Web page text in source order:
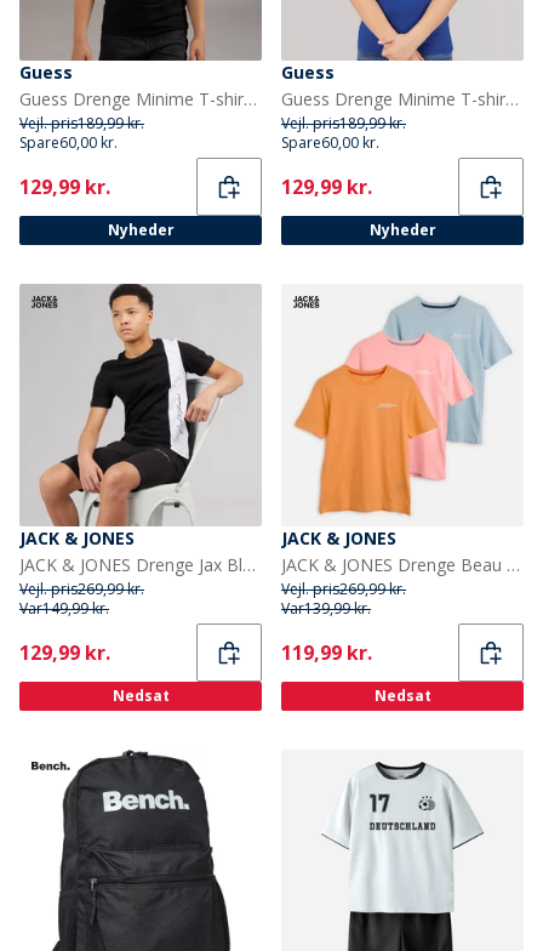
Guess
Guess Drenge Minime T-shirt Jet Black A996
Vejl. pris189,99 kr.
Spare60,00 kr.
Current
129,99 kr.
Nyheder
Guess
Guess Drenge Minime T-shirt Florescent Blue
Vejl. pris189,99 kr.
Spare60,00 kr.
Current
129,99 kr.
Nyheder
JACK & JONES
JACK & JONES Drenge Jax Blok T Shirt Og Shorts Sæt Sort
Vejl. pris269,99 kr.
Var149,99 kr.
Current
129,99 kr.
Nedsat
JACK & JONES
JACK & JONES Drenge Beau tre pak T-shirts Quartz Pink
Vejl. pris269,99 kr.
Var139,99 kr.
Current
119,99 kr.
Nedsat